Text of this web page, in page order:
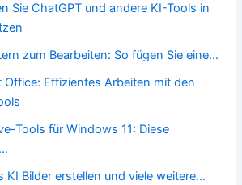
Sie ChatGPT und andere KI-Tools in
zum Bearbeiten: So fügen Sie eine…
Office: Effizientes Arbeiten mit den
Tools für Windows 11: Diese
KI Bilder erstellen und viele weitere…